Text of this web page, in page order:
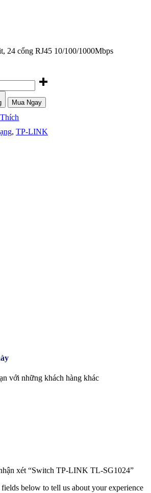
24 cổng RJ45 10/100/1000Mbps
Mua Ngay
, TP-LINK
với những khách hàng khác
xét “Switch TP-LINK TL-SG1024”
fields below to tell us about your experience